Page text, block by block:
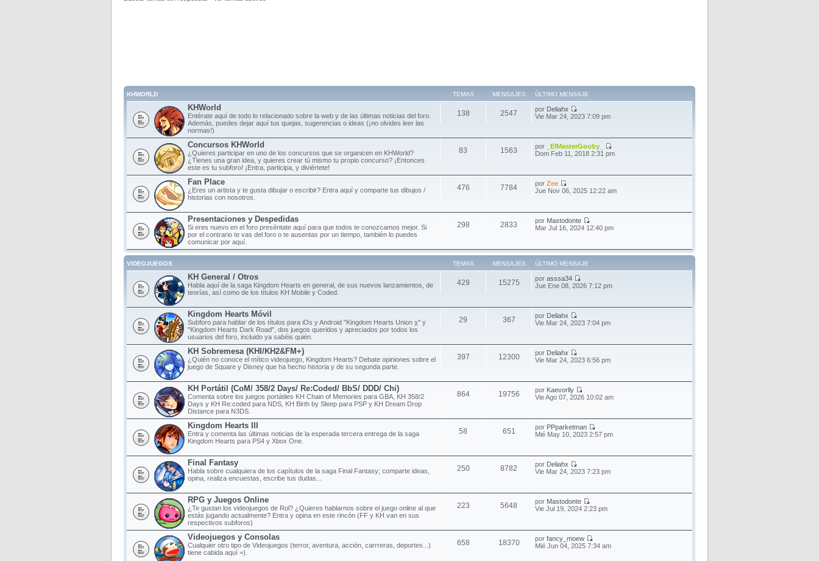
KHWORLD TEMAS MENSAJES ÚLTIMO MENSAJE
KHWorld
Entérate aquí de todo lo relacionado sobre la web y de las últimas noticias del foro.
Además, puedes dejar aquí tus quejas, sugerencias o ideas (¡no olvides leer las
normas!)
138 2547 por Deliahx
Vie Mar 24, 2023 7:09 pm
Concursos KHWorld
¿Quieres participar en uno de los concursos que se organicen en KHWorld?
¿Tienes una gran idea, y quieres crear tú mismo tu propio concurso? ¡Entonces
este es tu subforo! ¡Entra, participa, y diviértete!
83 1563 por
_ElMasterGooby_
Dom Feb 11, 2018 2:31 pm
Fan Place
¿Eres un artista y te gusta dibujar o escribir? Entra aquí y comparte tus dibujos /
historias con nosotros.
476 7784 porZee
Jue Nov 06, 2025 12:22 am
Presentaciones y Despedidas
Si eres nuevo en el foro preséntate aquí para que todos te conozcamos mejor. Si
por el contrario te vas del foro o te ausentas por un tiempo, también lo puedes
comunicar por aquí.
298 2833 por Mastodonte
Mar Jul 16, 2024 12:40 pm
VIDEOJUEGOS TEMAS MENSAJES ÚLTIMO MENSAJE
KH General / Otros
Habla aquí de la saga Kingdom Hearts en general, de sus nuevos lanzamientos, de
teorías, así como de los títulos KH Mobile y Coded.
429 15275 porasssa34
Jue Ene 08, 2026 7:12 pm
Kingdom Hearts Móvil
Subforo para hablar de los títulos para iOs y Android "Kingdom Hearts Union χ" y
"Kingdom Hearts Dark Road", dos juegos queridos y apreciados por todos los
usuarios del foro, incluido ya sabéis quién.
29 367 por Deliahx
Vie Mar 24, 2023 7:04 pm
KH Sobremesa (KHI/KH2&FM+)
¿Quién no conoce el mítico videojuego, Kingdom Hearts? Debate opiniones sobre el
juego de Square y Disney que ha hecho historia y de su segunda parte.
397 12300 por Deliahx
Vie Mar 24, 2023 6:56 pm
KH Portátil (CoM/ 358/2 Days/ Re:Coded/ BbS/ DDD/ Chi)
Comenta sobre los juegos portátiles KH Chain of Memories para GBA, KH 358/2
Days y KH Re:coded para NDS, KH Birth by Sleep para PSP y KH Dream Drop
Distance para N3DS.
864 19756 por Kaevorlly
Vie Ago 07, 2026 10:02 am
Kingdom Hearts III
Entra y comenta las últimas noticias de la esperada tercera entrega de la saga
Kingdom Hearts para PS4 y Xbox One.
58 651 por PPparketman
Mié May 10, 2023 2:57 pm
Final Fantasy
Habla sobre cualquiera de los capítulos de la saga Final Fantasy; comparte ideas,
opina, realiza encuestas, escribe tus dudas...
250 8782 por Deliahx
Vie Mar 24, 2023 7:23 pm
RPG y Juegos Online
¿Te gustan los videojuegos de Rol? ¿Quieres hablarnos sobre el juego online al que
estás jugando actualmente? Entra y opina en este rincón (FF y KH van en sus
respectivos subforos)
223 5648 por Mastodonte
Vie Jul 19, 2024 2:23 pm
Videojuegos y Consolas
Cualquier otro tipo de Videojuegos (terror, aventura, acción, carrreras, deportes...)
tiene cabida aquí =).
658 18370 porfancy_moew
Mié Jun 04, 2025 7:34 am